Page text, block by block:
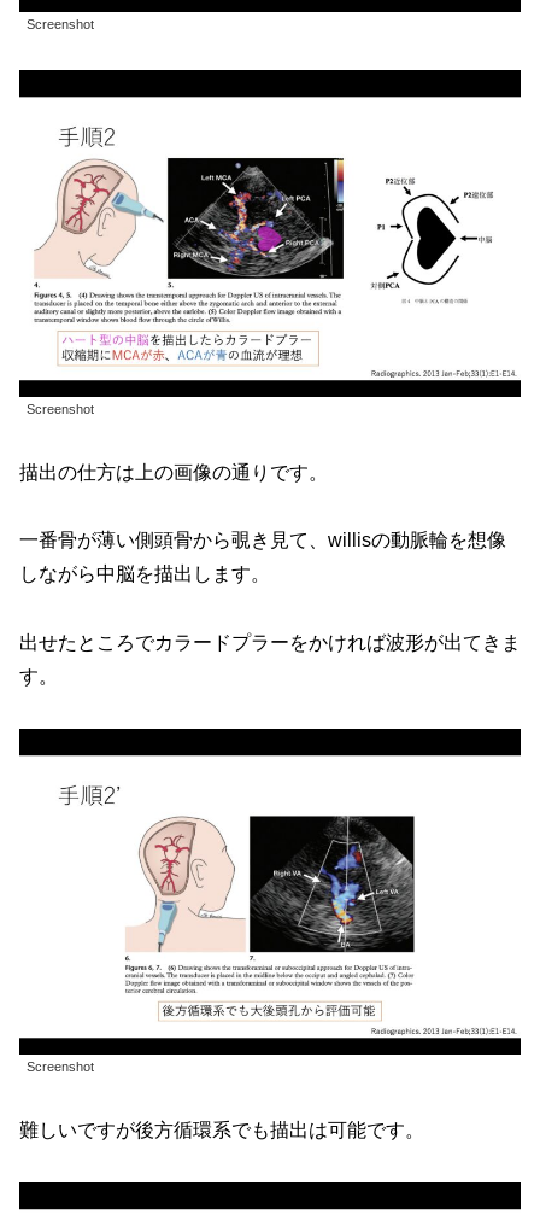
Screenshot
Screenshot
描出の仕方は上の画像の通りです。
一番骨が薄い側頭骨から覗き見て、willisの動脈輪を想像
しながら中脳を描出します。
出せたところでカラードプラーをかければ波形が出てきま
す。
Screenshot
難しいですが後方循環系でも描出は可能です。